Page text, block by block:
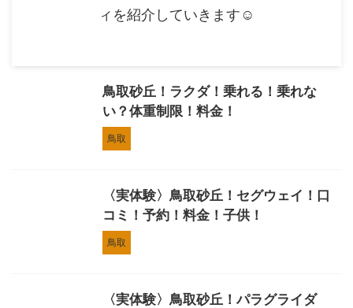
ィを紹介していきます☺︎
鳥取砂丘！ラクダ！乗れる！乗れな
い？体重制限！料金！
鳥取
〈実体験〉鳥取砂丘！セグウェイ！口
コミ！予約！料金！子供！
鳥取
〈実体験〉鳥取砂丘！パラグライダ